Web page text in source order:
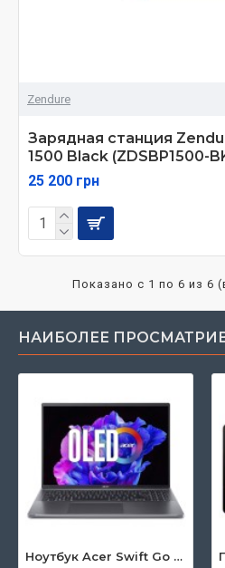
Zendure
Зарядная станция
1500 Black (ZDSBP1500-
25 200 грн
Показано с 1 по 6 из 6
НАИБОЛЕЕ
Ноутбук Acer Swift Go 16 SFG16-71 (NX.KVZEU.003)